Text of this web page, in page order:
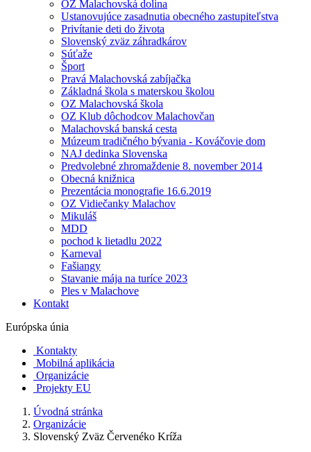
OZ Malachovská dolina
Ustanovujúce zasadnutia obecného zastupiteľstva
Privítanie deti do života
Slovenský zväz záhradkárov
Súťaže
Šport
Pravá Malachovská zabíjačka
Základná škola s materskou školou
OZ Malachovská škola
OZ Klub dôchodcov Malachovčan
Malachovská banská cesta
Múzeum tradičného bývania - Kováčovie dom
NAJ dedinka Slovenska
Predvolebné zhromaždenie 8. november 2014
Obecná knižnica
Prezentácia monografie 16.6.2019
OZ Vidiečanky Malachov
Mikuláš
MDD
pochod k lietadlu 2022
Karneval
Fašiangy
Stavanie mája na turíce 2023
Ples v Malachove
Kontakt
Európska únia
Kontakty
Mobilná aplikácia
Organizácie
Projekty EU
Úvodná stránka
Organizácie
Slovenský Zväz Červenéko Kríža